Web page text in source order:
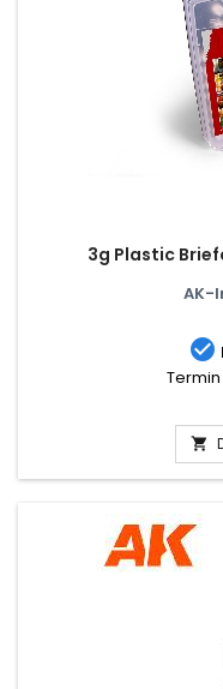
3g Plastic
AK-

Termin
